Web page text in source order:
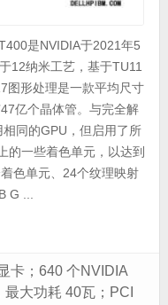
是NVIDIA于2021年5
12纳米工艺，基于TU11
图形处理是一款平均尺寸
亿个晶体管。与完全解
同的GPU，但启用了所
的一些着色单元，以达到
色单元、24个纹理映射
G ...
卡；640 个NVIDIA
大功耗 40瓦；PCI